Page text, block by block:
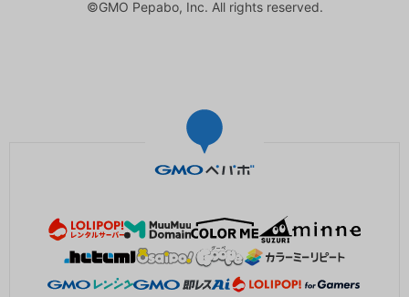
©GMO Pepabo, Inc. All rights reserved.